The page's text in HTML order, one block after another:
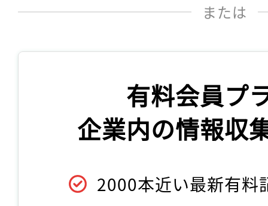
または
有料会員プ
企業内の情報収
2000本近い最新有料